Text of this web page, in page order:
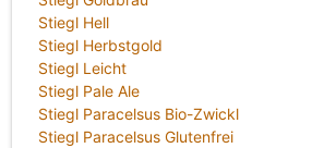
Stiegl Hell
Stiegl Herbstgold
Stiegl Leicht
Stiegl Pale Ale
Stiegl Paracelsus Bio-Zwickl
Stiegl Paracelsus Glutenfrei